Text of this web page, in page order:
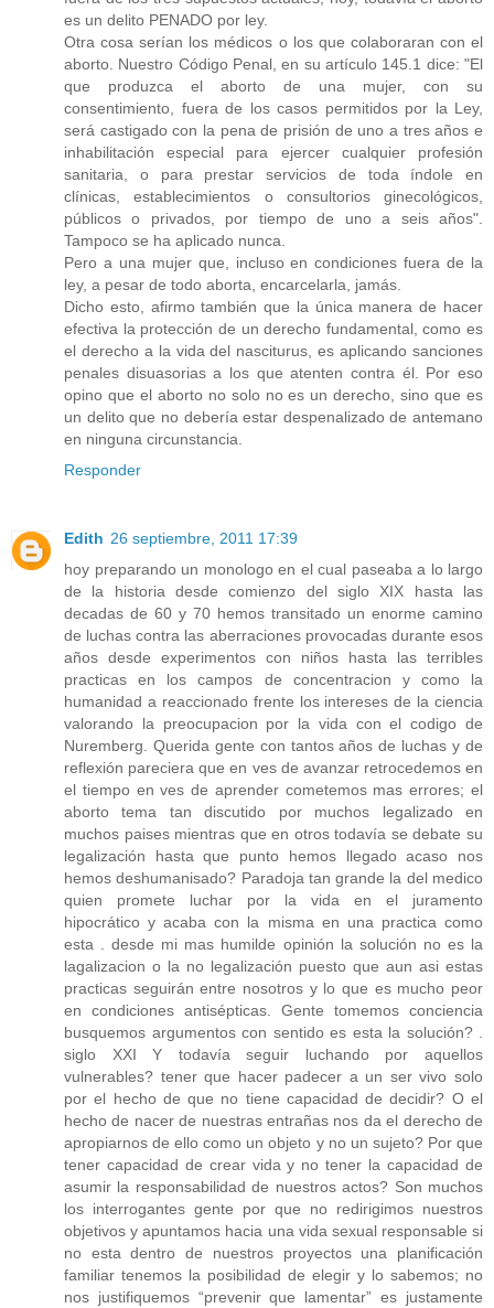
es un delito PENADO por ley.
Otra cosa serían los médicos o los que colaboraran con el
aborto. Nuestro Código Penal, en su artículo 145.1 dice: "El
que produzca el aborto de una mujer, con su
consentimiento, fuera de los casos permitidos por la Ley,
será castigado con la pena de prisión de uno a tres años e
inhabilitación especial para ejercer cualquier profesión
sanitaria, o para prestar servicios de toda índole en
clínicas, establecimientos o consultorios ginecológicos,
públicos o privados, por tiempo de uno a seis años".
Tampoco se ha aplicado nunca.
Pero a una mujer que, incluso en condiciones fuera de la
ley, a pesar de todo aborta, encarcelarla, jamás.
Dicho esto, afirmo también que la única manera de hacer
efectiva la protección de un derecho fundamental, como es
el derecho a la vida del nasciturus, es aplicando sanciones
penales disuasorias a los que atenten contra él. Por eso
opino que el aborto no solo no es un derecho, sino que es
un delito que no debería estar despenalizado de antemano
en ninguna circunstancia.
Responder
Edith 26 septiembre, 2011 17:39
hoy preparando un monologo en el cual paseaba a lo largo
de la historia desde comienzo del siglo XIX hasta las
decadas de 60 y 70 hemos transitado un enorme camino
de luchas contra las aberraciones provocadas durante esos
años desde experimentos con niños hasta las terribles
practicas en los campos de concentracion y como la
humanidad a reaccionado frente los intereses de la ciencia
valorando la preocupacion por la vida con el codigo de
Nuremberg. Querida gente con tantos años de luchas y de
reflexión pareciera que en ves de avanzar retrocedemos en
el tiempo en ves de aprender cometemos mas errores; el
aborto tema tan discutido por muchos legalizado en
muchos paises mientras que en otros todavía se debate su
legalización hasta que punto hemos llegado acaso nos
hemos deshumanisado? Paradoja tan grande la del medico
quien promete luchar por la vida en el juramento
hipocrático y acaba con la misma en una practica como
esta . desde mi mas humilde opinión la solución no es la
lagalizacion o la no legalización puesto que aun asi estas
practicas seguirán entre nosotros y lo que es mucho peor
en condiciones antisépticas. Gente tomemos conciencia
busquemos argumentos con sentido es esta la solución? .
siglo XXI Y todavía seguir luchando por aquellos
vulnerables? tener que hacer padecer a un ser vivo solo
por el hecho de que no tiene capacidad de decidir? O el
hecho de nacer de nuestras entrañas nos da el derecho de
apropiarnos de ello como un objeto y no un sujeto? Por que
tener capacidad de crear vida y no tener la capacidad de
asumir la responsabilidad de nuestros actos? Son muchos
los interrogantes gente por que no redirigimos nuestros
objetivos y apuntamos hacia una vida sexual responsable si
no esta dentro de nuestros proyectos una planificación
familiar tenemos la posibilidad de elegir y lo sabemos; no
nos justifiquemos “prevenir que lamentar” es justamente